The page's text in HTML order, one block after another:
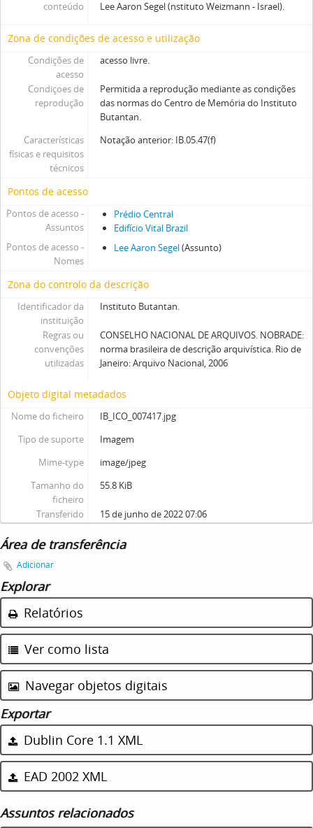
conteúdo Lee Aaron Segel (nstituto Weizmann - Israel).
Zona de condições de acesso e utilização
Condições de
acesso
acesso livre.
Condiçoes de
reprodução
Permitida a reprodução mediante as condições
das normas do Centro de Memória do Instituto
Butantan.
Características
físicas e requisitos
técnicos
Notação anterior: IB.05.47(f)
Pontos de acesso
Pontos de acesso -
Assuntos
Prédio Central
Edifício Vital Brazil
Pontos de acesso -
Nomes
Lee Aaron Segel(Assunto)
Zona do controlo da descrição
Identificador da
instituição
Instituto Butantan.
Regras ou
convenções
utilizadas
CONSELHO NACIONAL DE ARQUIVOS. NOBRADE:
norma brasileira de descrição arquivística. Rio de
Janeiro: Arquivo Nacional, 2006
Objeto digital metadados
Nome do ficheiro
IB_ICO_007417.jpg
Tipo de suporte
Imagem
Mime-type
image/jpeg
Tamanho do
ficheiro
55.8 KiB
Transferido 15 de junho de 2022 07:06
Área de transferência
Adicionar
Explorar
Relatórios
Ver como lista
Navegar objetos digitais
Exportar
Dublin Core 1.1 XML
EAD 2002 XML
Assuntos relacionados